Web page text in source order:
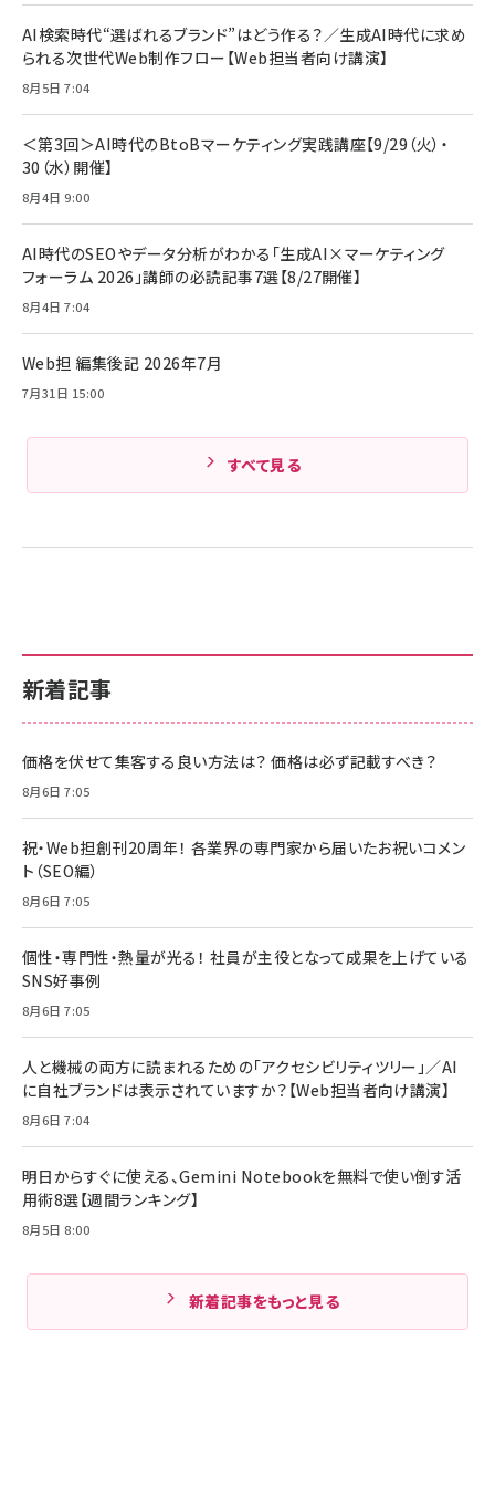
￥880
Amazonランキングをもっと見る
レイヤー
￥6,980
Anker Soundcore P31i (Bluetooth 6.1) 【完
全ワイヤレスイヤホン/アクティブノイズキャンセリ
ング/マルチポイント接続 / 最大50時間再生 / PSE
Anker PowerLine III Flow USB-C & USB-C
ケーブル Anker絡まないケーブル 240W 結束バン
ド付き USB PD対応 シリコン素材採用 iPhone
17 / 16 / 15 / Galaxy iPad Pro MacBook
Amazonランキングをもっと見る
17 / 16 / 15 / Galaxy iPad Pro MacBook
Pro/Air 各種対応 (1.8m ミッドナイトブラック)
￥1,890
キャンペーン】
￥4,857
新着記事
価格を伏せて集客する良い方法は？ 価格は必ず記載すべき？
8月6日 7:05
祝・Web担創刊20周年！ 各業界の専門家から届いたお祝いコメン
ト（SEO編）
8月6日 7:05
個性・専門性・熱量が光る！ 社員が主役となって成果を上げている
SNS好事例
8月6日 7:05
人と機械の両方に読まれるための「アクセシビリティツリー」／AI
に自社ブランドは表示されていますか？【Web担当者向け講演】
8月6日 7:04
明日からすぐに使える、Gemini Notebookを無料で使い倒す活
用術8選【週間ランキング】
8月5日 8:00
新着記事をもっと見る
AI検索時代“選ばれるブランド”はどう作る？／生成AI時代に求め
られる次世代Web制作フロー【Web担当者向け講演】
8月5日 7:04
＜第3回＞AI時代のBtoBマーケティング実践講座【9/29（火）・
30（水）開催】
8月4日 9:00
AI時代のSEOやデータ分析がわかる「生成AI×マーケティング
フォーラム 2026」講師の必読記事7選【8/27開催】
8月4日 7:04
Web担 編集後記 2026年7月
7月31日 15:00
すべて見る